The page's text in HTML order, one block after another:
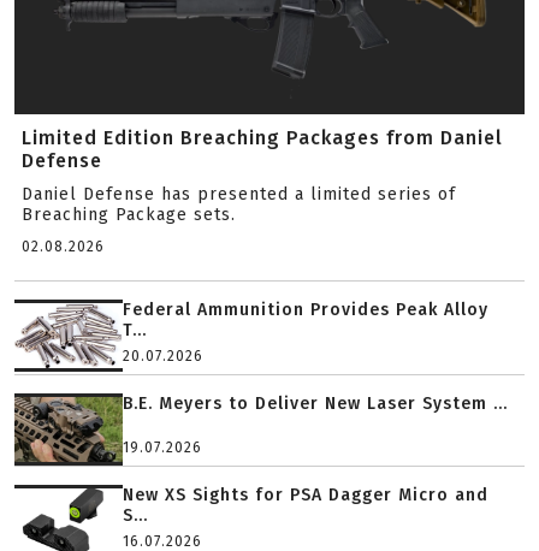
Limited Edition Breaching Packages from Daniel
Defense
Daniel Defense has presented a limited series of
Breaching Package sets.
02.08.2026
Federal Ammunition Provides Peak Alloy
T...
20.07.2026
B.E. Meyers to Deliver New Laser System ...
19.07.2026
New XS Sights for PSA Dagger Micro and
S...
16.07.2026